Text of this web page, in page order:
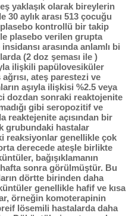
yaklaşık olarak bireylerin
30 aylık arası 513 çocuğu
kontrollü bir takip
plasebo verilen grupta
arasında anlamlı bi
(2 doz şeması ile )
ilişkili papülovesiküler
ateş parestezi ve
aşıyla ilişkisi %2.5 veya
dozdan sonraki reaktojenite
gibi seropozitif ve
reaktejenite açısından bir
grubundaki hastalar
reaksiyonlar genellikle çok
derecede ateşle birlikte
bağışıklamanın
sonra görülmüştür. Bu
dörtte birinden daha
genellikle hafif ve kısa
örneğin komoterapinin
lösemili hastalarda daha